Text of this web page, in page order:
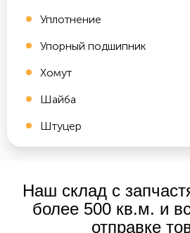
Уплотнение
Упорный подшипник
Хомут
Шайба
Штуцер
Наш склад с
более 500 кв.м. и
отправке